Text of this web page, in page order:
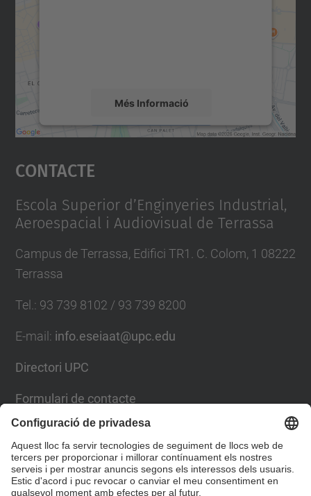
Més Informació
Accepta
powered by
Contacte
Escola Superior d’Enginyeries Industrial,
Aeroespacial i Audiovisual de Terrassa
Campus de Terrassa, Edifici TR1. C. Colom, 1 08222
Terrassa
Tel.: 93 739 8102 / 93 739 8200
E-mail : info.eseiaat@upc.edu
Directori UPC
Formulari de contacte
Llista Xarxes Socials